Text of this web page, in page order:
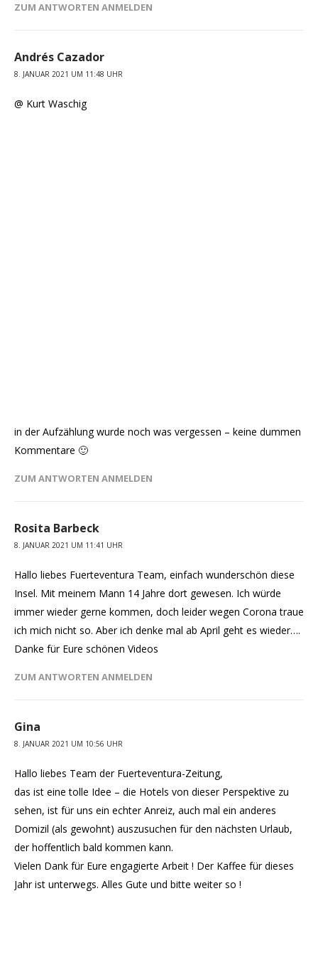
ZUM ANTWORTEN ANMELDEN
Andrés Cazador
8. JANUAR 2021 UM 11:48 UHR
@ Kurt Waschig
in der Aufzählung wurde noch was vergessen – keine dummen
Kommentare 🙂
ZUM ANTWORTEN ANMELDEN
Rosita Barbeck
8. JANUAR 2021 UM 11:41 UHR
Hallo liebes Fuerteventura Team, einfach wunderschön diese
Insel. Mit meinem Mann 14 Jahre dort gewesen. Ich würde
immer wieder gerne kommen, doch leider wegen Corona traue
ich mich nicht so. Aber ich denke mal ab April geht es wieder….
Danke für Eure schönen Videos
ZUM ANTWORTEN ANMELDEN
Gina
8. JANUAR 2021 UM 10:56 UHR
Hallo liebes Team der Fuerteventura-Zeitung,
das ist eine tolle Idee – die Hotels von dieser Perspektive zu
sehen, ist für uns ein echter Anreiz, auch mal ein anderes
Domizil (als gewohnt) auszusuchen für den nächsten Urlaub,
der hoffentlich bald kommen kann.
Vielen Dank für Eure engagierte Arbeit ! Der Kaffee für dieses
Jahr ist unterwegs. Alles Gute und bitte weiter so !